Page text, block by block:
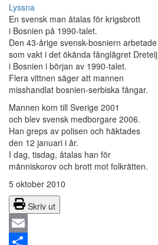
Lyssna
En svensk man åtalas för krigsbrott
i Bosnien på 1990-talet.
Den 43-årige svensk-bosniern arbetade
som vakt i det ökända fånglägret Dretelj
i Bosnien i början av 1990-talet.
Flera vittnen säger att mannen
misshandlat bosnien-serbiska fångar.
Mannen kom till Sverige 2001
och blev svensk medborgare 2006.
Han greps av polisen och häktades
den 12 januari i år.
I dag, tisdag, åtalas han för
människorov och brott mot folkrätten.
5 oktober 2010
Skriv ut
Email